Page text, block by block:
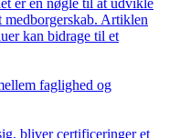
Artiklen
kan bidrage til et
faglighed og
bliver certificeringer et